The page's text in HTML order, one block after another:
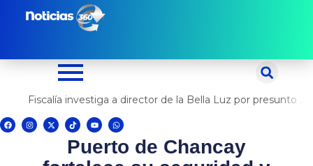
Fiscalía investiga a director de la Bella Luz por presunto abuso contra cantante Naldy Saldaña
F
a
c
I
n
s
X
-
t
T
i
k
t
o
Y
o
u
t
u
W
h
a
t
s
Puerto de Chancay